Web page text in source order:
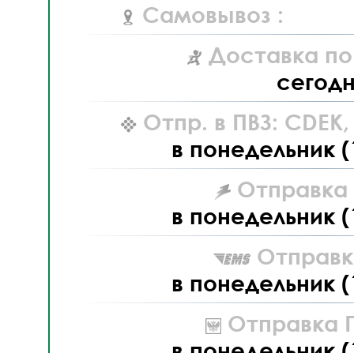
Самовывоз :
Доставка
Отпр. в ПВЗ: CDEK,
в понедельник
Отправка
в понедельник
в понедельник
Отправка